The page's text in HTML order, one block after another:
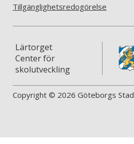
Tillgänglighetsredogörelse
Lärtorget
Center för
skolutveckling
Copyright © 2026 Göteborgs Stad